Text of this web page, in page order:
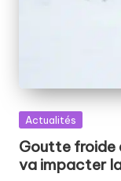
Posted
Actualités
Goutte froide
va impacter